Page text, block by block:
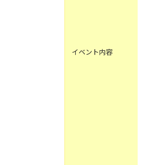
イベント内容